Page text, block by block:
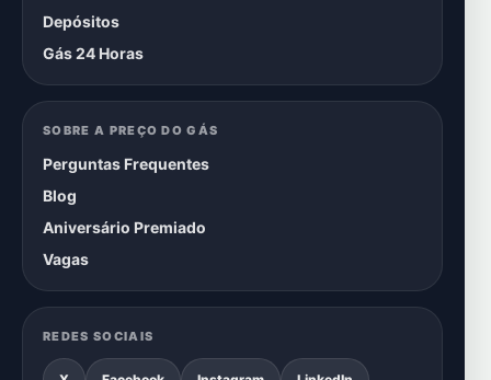
Depósitos
Gás 24 Horas
SOBRE A PREÇO DO GÁS
Perguntas Frequentes
Blog
Aniversário Premiado
Vagas
REDES SOCIAIS